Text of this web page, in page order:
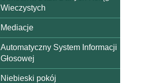
Wieczystych
Mediacje
Automatyczny System Informacji
Głosowej
Niebieski pokój